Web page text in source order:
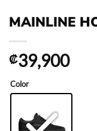
MAINLINE
₡39,900
Color